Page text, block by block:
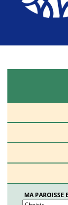
MA PAROISSE